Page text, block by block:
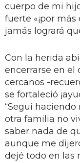
cuerpo de mi
fuerte «¡por
jamás logrará
Con la herida
encerrarse en el
cercanos -
se fortaleció
“Seguí
otra familia no
saber nada de
aunque me
dejé todo en las